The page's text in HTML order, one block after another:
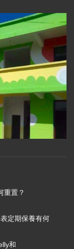
重置？
定期保養有何
和